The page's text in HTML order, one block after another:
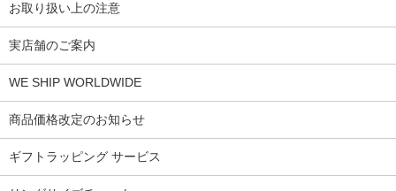
お取り扱い上の注意
実店舗のご案内
WE SHIP WORLDWIDE
商品価格改定のお知らせ
ギフトラッピング サービス